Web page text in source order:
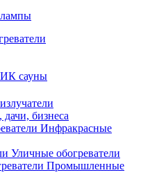
ИК сауны
бизнеса
Инфракрасные
Уличные обогреватели
Промышленные